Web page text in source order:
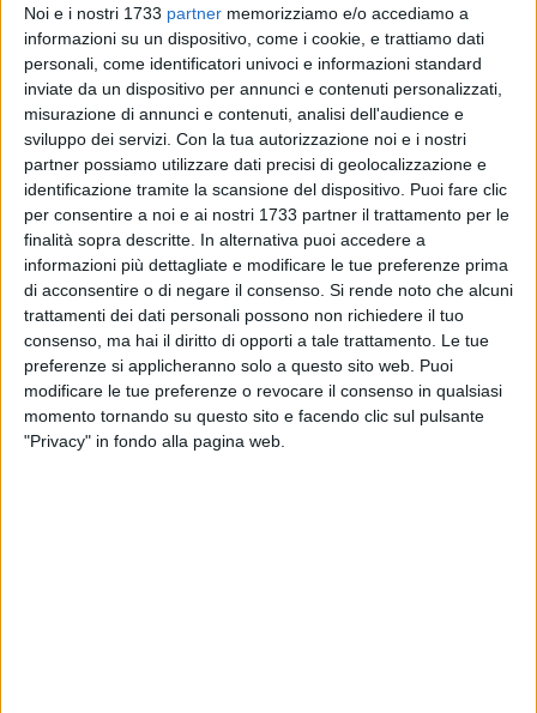
Noi e i nostri 1733 partner memorizziamo e/o accediamo a
informazioni su un dispositivo, come i cookie, e trattiamo dati
personali, come identificatori univoci e informazioni standard
inviate da un dispositivo per annunci e contenuti personalizzati,
misurazione di annunci e contenuti, analisi dell'audience e
sviluppo dei servizi. Con la tua autorizzazione noi e i nostri
partner possiamo utilizzare dati precisi di geolocalizzazione e
identificazione tramite la scansione del dispositivo. Puoi fare clic
per consentire a noi e ai nostri 1733 partner il trattamento per le
finalità sopra descritte. In alternativa puoi accedere a
informazioni più dettagliate e modificare le tue preferenze prima
di acconsentire o di negare il consenso. Si rende noto che alcuni
trattamenti dei dati personali possono non richiedere il tuo
consenso, ma hai il diritto di opporti a tale trattamento. Le tue
preferenze si applicheranno solo a questo sito web. Puoi
modificare le tue preferenze o revocare il consenso in qualsiasi
momento tornando su questo sito e facendo clic sul pulsante
"Privacy" in fondo alla pagina web.
Sportilia passa anche sul parquet di Foggia
PUGLIA - 21 MAGGIO 2021
Sportilia a Foggia per confermarsi in testa alla
classifica
PUGLIA - 21 MAGGIO 2021
La Star Volley non fa sconti, 3-0 al Corato e
primato in classifica
PUGLIA - 20 MAGGIO 2021
Star Volley, vietato distarsi
PUGLIA - 18 MAGGIO 2021
Sportilia torna in vetta alla classifica di Serie C